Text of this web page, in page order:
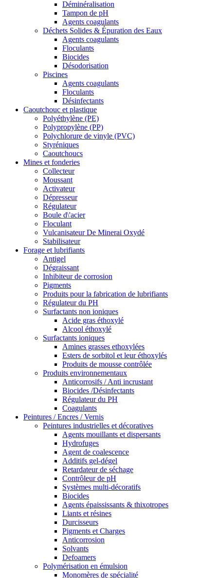
Déminéralisation
Tampon de pH
Agents coagulants
Déchets Solides & Épuration des Eaux
Agents coagulants
Floculants
Biocides
Désodorisation
Piscines
Agents coagulants
Floculants
Désinfectants
Caoutchouc et plastique
Polyéthylène (PE)
Polypropylène (PP)
Polychlorure de vinyle (PVC)
Styréniques
Caoutchoucs
Mines et fonderies
Collecteur
Moussant
Activateur
Dépresseur
Régulateur
Boule d\'acier
Floculant
Vulcanisateur De Minerai Oxydé
Stabilisateur
Forage et lubrifiants
Antigel
Dégraissant
Inhibiteur de corrosion
Pigments
Produits pour la fabrication de lubrifiants
Régulateur du PH
Surfactants non ioniques
Acide gras éthoxylé
Alcool éthoxylé
Surfactants ioniques
Amines grasses ethoxylées
Esters de sorbitol et leur éthoxylés
Produits de mousse contrôlée
Produits environnementaux
Anticorrosifs / Anti incrustant
Biocides /Désinfectants
Régulateur du PH
Coagulants
Peintures / Encres / Vernis
Peintures industrielles et décoratives
Agents mouillants et dispersants
Hydrofuges
Agent de coalescence
Additifs gel-dégel
Retardateur de séchage
Contrôleur de pH
Systèmes multi-décoratifs
Biocides
Agents épaississants & thixotropes
Liants et résines
Durcisseurs
Pigments et Charges
Anticorrosion
Solvants
Defoamers
Polymérisation en émulsion
Monomères de spécialité